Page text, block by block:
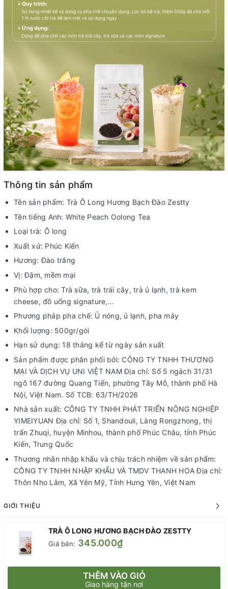
Thông tin sản phẩm
Tên sản phẩm: Trà Ô Long Hương Bạch Đào Zestty
Tên tiếng Anh: White Peach Oolong Tea
Loại trà: Ô long
Xuất xứ: Phúc Kiến
Hương: Đào trắng
Vị: Đậm, mềm mại
Phù hợp cho: Trà sữa, trà trái cây, trà ủ lạnh, trà kem
cheese, đồ uống signature,…
Phương pháp pha chế: Ủ nóng, ủ lạnh, pha máy
Khối lượng: 500gr/gói
Hạn sử dụng: 18 tháng kể từ ngày sản xuất
Sản phẩm được phân phối bởi: CÔNG TY TNHH THƯƠNG
MẠI VÀ DỊCH VỤ UNI VIỆT NAM Địa chỉ: Số 5 ngách 31/31
ngõ 167 đường Quang Tiến, phường Tây Mỗ, thành phố Hà
Nội, Việt Nam. Số TCB: 63/TH/2026
Nhà sản xuất: CÔNG TY TNHH PHÁT TRIỂN NÔNG NGHIỆP
YIMEIYUAN Địa chỉ: Số 1, Shandouli, Làng Rongzhong, thị
trấn Zhuqi, huyện Minhou, thành phố Phúc Châu, tỉnh Phúc
Kiến, Trung Quốc
Thương nhân nhập khẩu và chịu trách nhiệm về sản phẩm:
CÔNG TY TNHH NHẬP KHẨU VÀ TMDV THANH HOA Địa chỉ:
Thôn Nho Lâm, Xã Yên Mỹ, Tỉnh Hưng Yên, Việt Nam
GIỚI THIỆU
TRÀ Ô LONG HƯƠNG BẠCH ĐÀO ZESTTY
Giá bán: 345.000₫
THÊM VÀO GIỎ
Giao hàng tận nơi